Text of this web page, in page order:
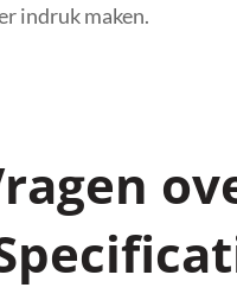
indruk maken.